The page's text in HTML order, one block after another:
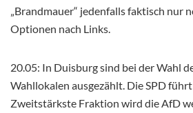
„Brandmauer“ jedenfalls faktisch nur
Optionen nach Links.
20.05: In Duisburg sind bei der Wahl
Wahllokalen ausgezählt. Die SPD führt
Zweitstärkste Fraktion wird die AfD